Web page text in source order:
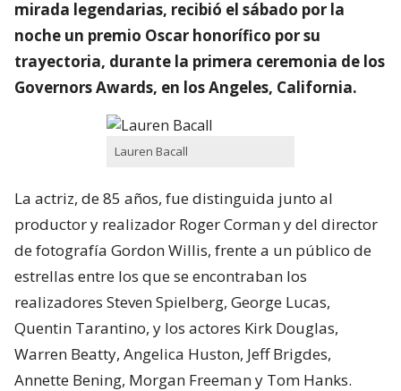
mirada legendarias, recibió el sábado por la
noche un premio Oscar honorífico por su
trayectoria, durante la primera ceremonia de los
Governors Awards, en los Angeles, California.
Lauren Bacall
La actriz, de 85 años, fue distinguida junto al
productor y realizador Roger Corman y del director
de fotografía Gordon Willis, frente a un público de
estrellas entre los que se encontraban los
realizadores Steven Spielberg, George Lucas,
Quentin Tarantino, y los actores Kirk Douglas,
Warren Beatty, Angelica Huston, Jeff Brigdes,
Annette Bening, Morgan Freeman y Tom Hanks.